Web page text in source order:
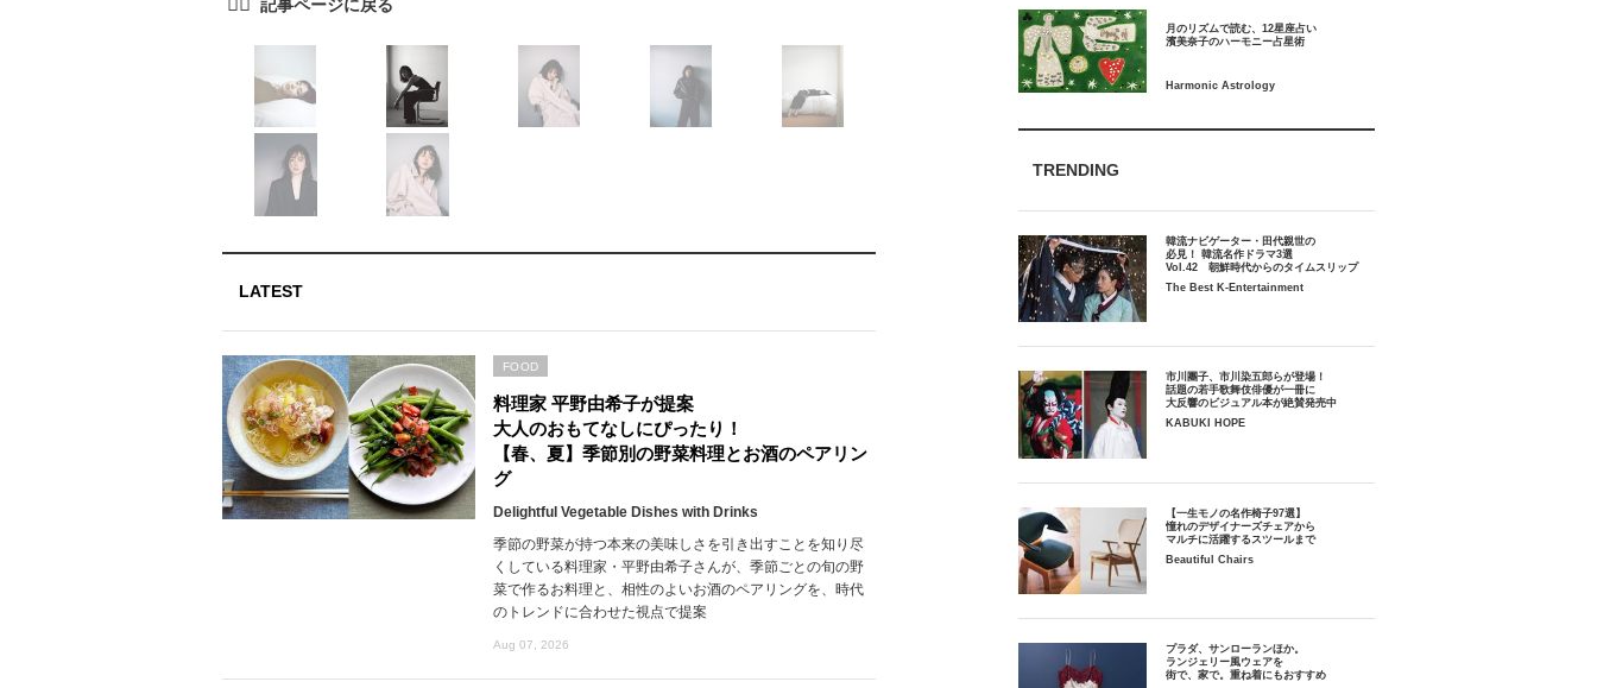
LATEST
料理家 平野由希子が提案
大人のおもてなしにぴったり！
【春、夏】季節別の野菜料理とお酒のペアリン
グ
Delightful Vegetable Dishes with Drinks
季節の野菜が持つ本来の美味しさを引き出すことを知り尽
くしている料理家・平野由希子さんが、季節ごとの旬の野
菜で作るお料理と、相性のよいお酒のペアリングを、時代
のトレンドに合わせた視点で提案
Aug 07, 2026
FOOD
月のリズムで読む、12星座占い
TRENDING
韓流ナビゲーター・田代親世の
必見！ 韓流名作ドラマ3選
Vol.42 朝鮮時代からのタイムスリップ
The Best K-Entertainment
市川團子、市川染五郎らが登場！
話題の若手歌舞伎俳優が一冊に
大反響のビジュアル本が絶賛発売中
KABUKI HOPE
【一生モノの名作椅子97選】
憧れのデザイナーズチェアから
マルチに活躍するスツールまで
Beautiful Chairs
プラダ、サンローランほか。
ランジェリー風ウェアを
街で、家で。重ね着にもおすすめ